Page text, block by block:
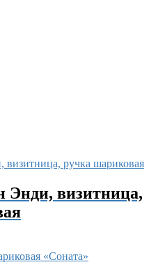
Энди, визитница,